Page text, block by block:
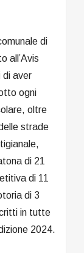
di
all’Avis
di aver
ogni
oltre
strade
di 21
di 11
di 3
in tutte
2024.